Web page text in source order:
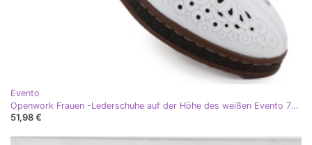
Evento
Openwork Frauen -Lederschuhe auf der Höhe des weißen Evento 7007
51,98 €